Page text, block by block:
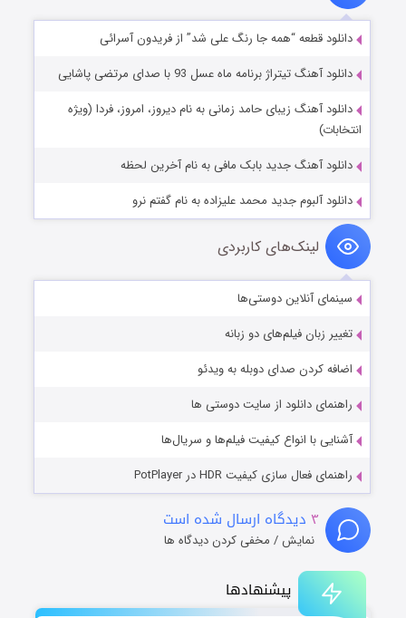
پیشنهادها
دانلود قطعه “همه جا رنگ علی شد” از فریدون آسرائی
دانلود آهنگ تیتراژ برنامه ماه عسل 93 با صدای مرتضی پاشایی
دانلود آهنگ زیبای حامد زمانی به نام دیروز، امروز، فردا (ویژه
انتخابات)
دانلود آهنگ جدید بابک مافی به نام آخرین لحظه
دانلود آلبوم جدید محمد علیزاده به نام گفتم نرو
لینک‌های کاربردی
سینمای آنلاین دوستی‌ها
تغییر زبان فیلم‌های دو زبانه
اضافه کردن صدای دوبله به ویدئو
راهنمای دانلود از سایت دوستی ها
آشنایی با انواع کیفیت فیلم‌ها و سریال‌ها
راهنمای فعال سازی کیفیت HDR در PotPlayer
۳ دیدگاه ارسال شده است
نمایش / مخفی کردن دیدگاه ها